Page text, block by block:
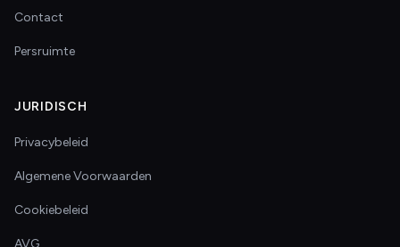
Contact
Persruimte
JURIDISCH
Privacybeleid
Algemene Voorwaarden
Cookiebeleid
AVG